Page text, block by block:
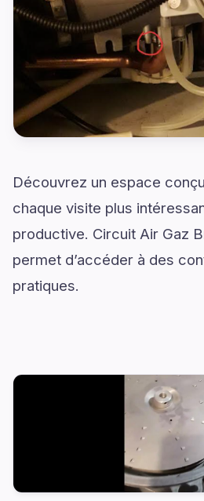
Découvrez un espace
chaque visite plus
productive. Circuit Air Gaz
permet d’accéder à des
pratiques.